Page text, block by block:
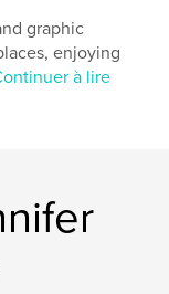
graphic
enjoying
à lire